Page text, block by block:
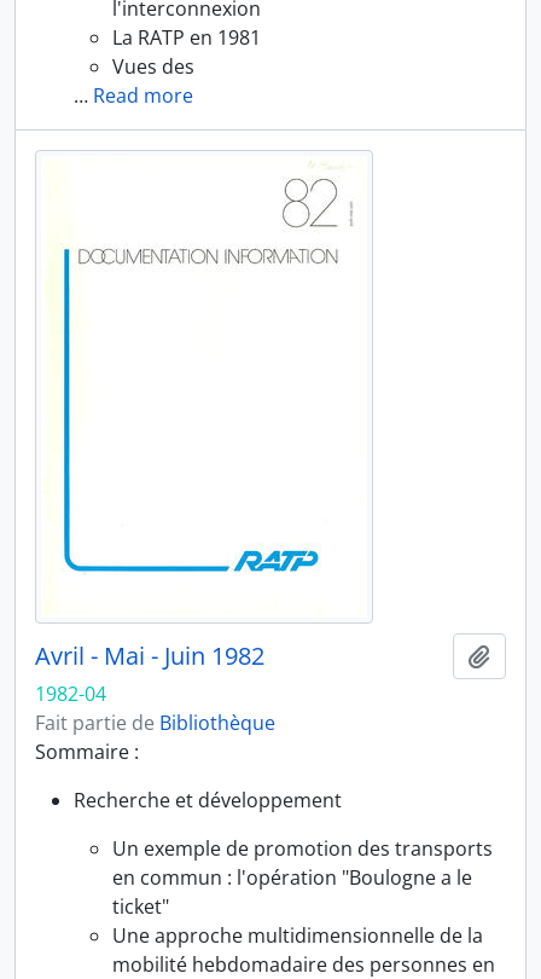
l'interconnexion
La RATP en 1981
Vues des
… Read more
Avril - Mai - Juin 1982
1982-04
Fait partie de Bibliothèque
Sommaire :
Recherche et développement
Un exemple de promotion des transports
en commun : l'opération "Boulogne a le
ticket"
Une approche multidimensionnelle de la
mobilité hebdomadaire des personnes en